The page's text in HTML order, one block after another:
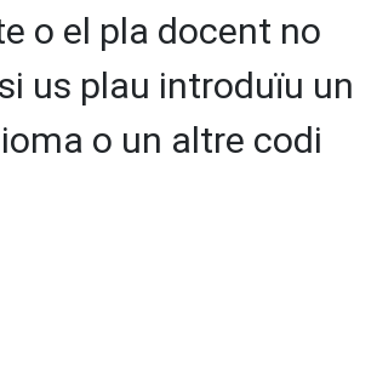
o el pla docent no
us plau introduïu un
o un altre codi